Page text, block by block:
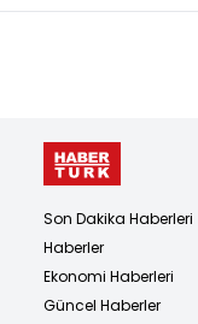
Son Dakika Haberleri
Haberler
Ekonomi Haberleri
Güncel Haberler